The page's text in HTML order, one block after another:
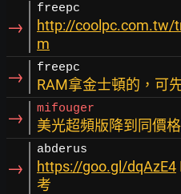
→
freepc
http://coolpc.com.tw/
m
→ freepc
RAM拿金士頓的，可
→ mifouger
美光超頻版降到同價
→
abderus
https://goo.gl/dqAzE4
考